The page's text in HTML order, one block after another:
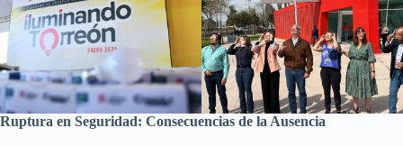
Ruptura en Seguridad: Consecuencias de la Ausencia